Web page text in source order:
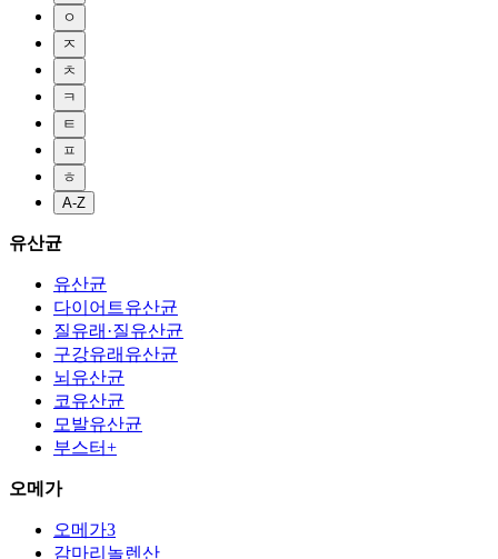
ㅇ
ㅈ
ㅊ
ㅋ
ㅌ
ㅍ
ㅎ
A-Z
유산균
유산균
다이어트유산균
질유래·질유산균
구강유래유산균
뇌유산균
코유산균
모발유산균
부스터+
오메가
오메가3
감마리놀렌산